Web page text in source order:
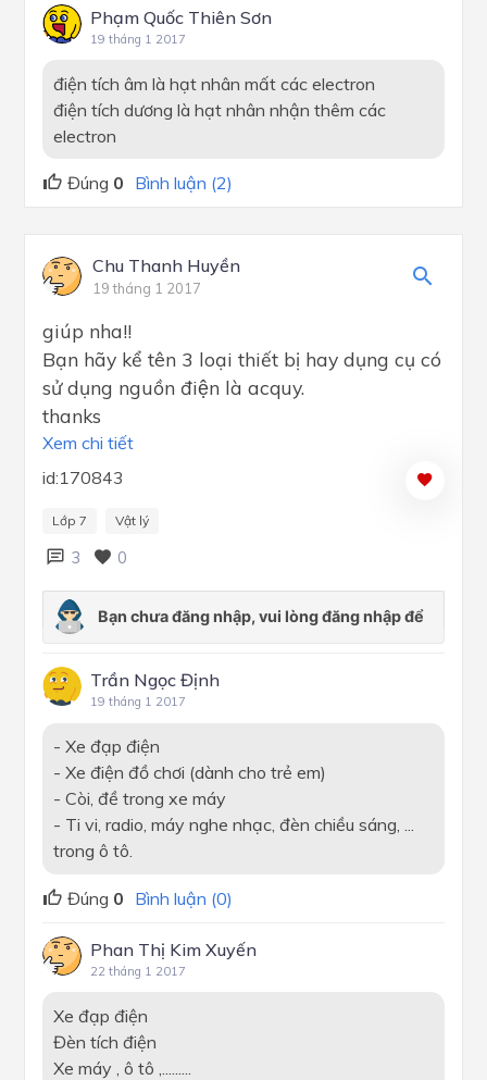
Phạm Quốc Thiên Sơn
19 tháng 1 2017
điện tích âm là hạt nhân mất các electron
điện tích dương là hạt nhân nhận thêm các
electron
Đúng 0 Bình luận (2)
Chu Thanh Huyền
19 tháng 1 2017
giúp nha!!
Bạn hãy kể tên 3 loại thiết bị hay dụng cụ có
sử dụng nguồn điện là acquy.
thanks
Xem chi tiết
id:170843
Lớp 7 Vật lý
3 0
Trần Ngọc Định
19 tháng 1 2017
- Xe đạp điện
- Xe điện đồ chơi (dành cho trẻ em)
- Còi, đề trong xe máy
- Ti vi, radio, máy nghe nhạc, đèn chiều sáng, ...
trong ô tô.
Đúng 0 Bình luận (0)
Phan Thị Kim Xuyến
22 tháng 1 2017
Xe đạp điện
Đèn tích điện
Xe máy , ô tô ,.........